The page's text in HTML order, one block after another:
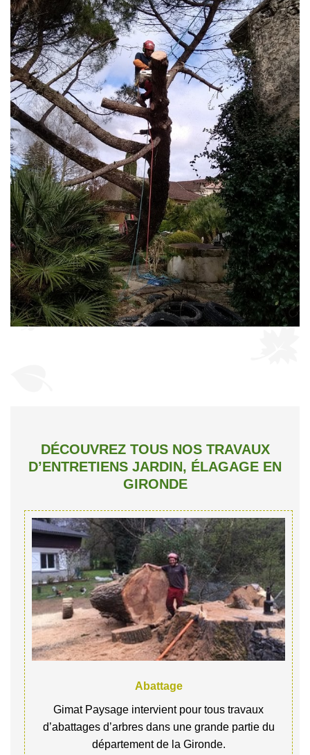
DÉCOUVREZ TOUS NOS TRAVAUX
D’ENTRETIENS JARDIN, ÉLAGAGE EN
GIRONDE
Abattage
Gimat Paysage intervient pour tous travaux
d’abattages d’arbres dans une grande partie du
département de la Gironde.